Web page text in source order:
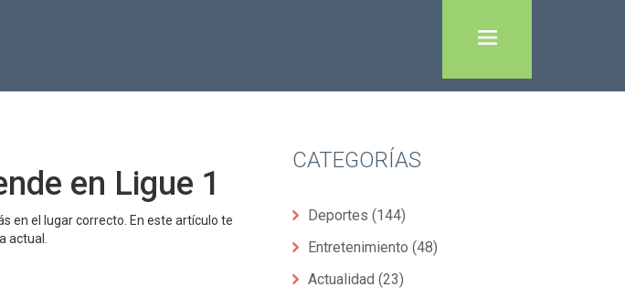
en Ligue 1
en el lugar correcto. En este artículo te
actual.
CATEGORÍAS
Deportes (144)
Entretenimiento (48)
Actualidad (23)